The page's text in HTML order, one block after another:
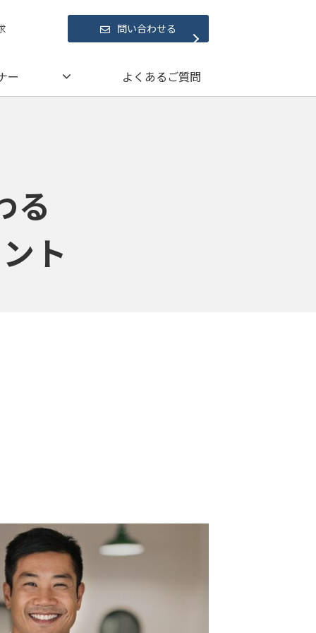
問い合わせる
ー よくあるご質問
る
ト